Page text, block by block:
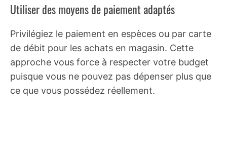
Utiliser des moyens de paiement adaptés
Privilégiez le paiement en espèces ou par carte
de débit pour les achats en magasin. Cette
approche vous force à respecter votre budget
puisque vous ne pouvez pas dépenser plus que
ce que vous possédez réellement.